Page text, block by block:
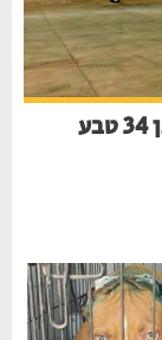
טרגדיה בקפריסין: תושב ירושלים בן 34 טבע